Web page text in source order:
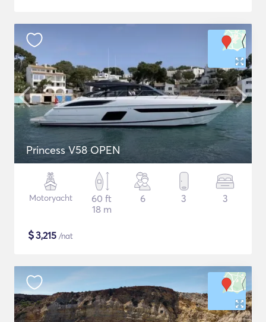
Princess V58 OPEN
Motoryacht
60 ft
18 m
6 3 3
$3,215 /nat